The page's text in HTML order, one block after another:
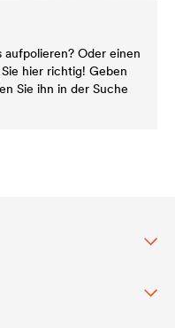
Oder einen
hier richtig! Geben
Sie ihn in der Suche